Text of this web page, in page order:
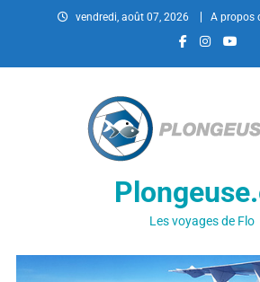
vendredi, août 07, 2026 A propos
Les voyages de Flo